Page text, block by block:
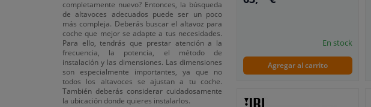
completamente nuevo? Entonces, la búsqueda
de altavoces adecuados puede ser un poco
más compleja. Deberás buscar el altavoz para
coche que mejor se adapte a tus necesidades.
Para ello, tendrás que prestar atención a la
frecuencia, la potencia, el método de
instalación y las dimensiones. Las dimensiones
son especialmente importantes, ya que no
todos los altavoces se ajustan a tu coche.
También deberás considerar cuidadosamente
la ubicación donde quieres instalarlos.
En stock
Agregar al carrito